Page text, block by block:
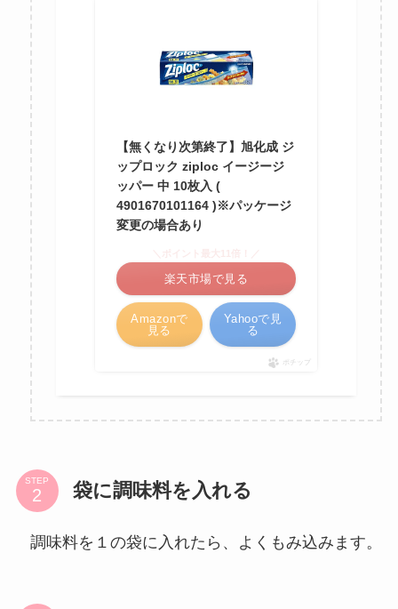
【無くなり次第終了】旭化成 ジ
ップロック ziploc イージージ
ッパー 中 10枚入 (
4901670101164 )※パッケージ
変更の場合あり
Amazonで
見る
楽天市場で見る
Yahooで見
る
ポチップ
STEP 袋に調味料を入れる
調味料を１の袋に入れたら、よくもみ込みます。